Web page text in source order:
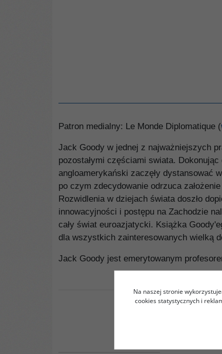
Patron medialny: Le Monde Diplomatique (
Jack Goody w jednej z najważniejszych
pozostałymi częściami swiata.
angloamerykański zaczęły dystansować
po czym zdecydowanie odrzuca
Rozwidlenia w dziejach świata doszło
innowacyjności i postępu na Zachodzie
cały świat euroazjatycki. Książka
dla wszystkich zainteresowanych wielką
Jack Goody jest emerytowanym
Na naszej stronie
cookies statystycznych i